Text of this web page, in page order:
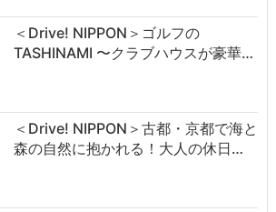
＜Drive! NIPPON＞ゴルフの
TASHINAMI 〜クラブハウスが豪華…
＜Drive! NIPPON＞古都・京都で海と
森の自然に抱かれる！大人の休日…